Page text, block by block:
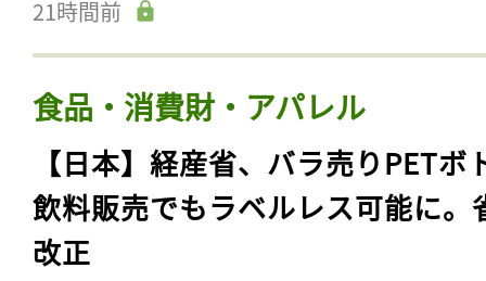
21時間前
食品・消費財・アパレル
【日本】経産省、バラ売りPETボ
飲料販売でもラベルレス可能に。
改正